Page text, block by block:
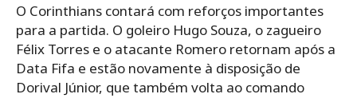
O Corinthians contará com reforços importantes
para a partida. O goleiro Hugo Souza, o zagueiro
Félix Torres e o atacante Romero retornam após a
Data Fifa e estão novamente à disposição de
Dorival Júnior, que também volta ao comando